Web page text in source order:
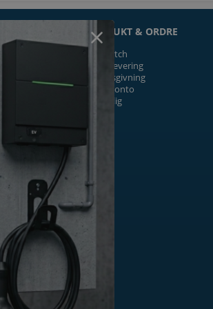
PRODUKT & ORDRE
Prismatch
Fragt/levering
Tilbudsgivning
Firmakonto
Offentlig